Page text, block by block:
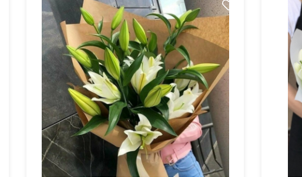
В крафт бумаге